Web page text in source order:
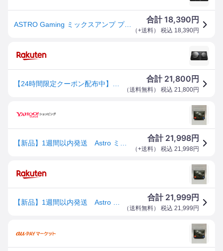
ASTRO Gaming ミックスアンプ プロ MixAmp Pro TR PS5 PS4 PC ゲーミングヘッドセット用 Dolby Audio サラウンド 光デジタル端子 USB
合計18,390 円
（+送料） 税込 18,390円
合計 21,800 円
（送料無料） 税込 21,800円
合計 21,998円
（+送料） 税込 21,998 円
合計 21,999円
（送料無料） 税込 21,999 円